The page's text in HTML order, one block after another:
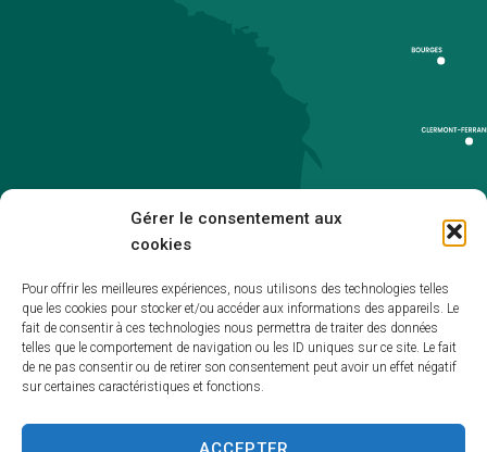
Gérer le consentement aux
cookies
Pour offrir les meilleures expériences, nous utilisons des technologies telles
que les cookies pour stocker et/ou accéder aux informations des appareils. Le
fait de consentir à ces technologies nous permettra de traiter des données
telles que le comportement de navigation ou les ID uniques sur ce site. Le fait
de ne pas consentir ou de retirer son consentement peut avoir un effet négatif
sur certaines caractéristiques et fonctions.
Accessibilité